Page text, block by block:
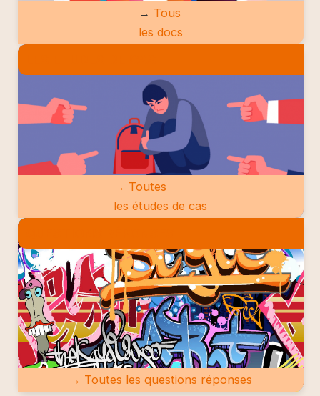
→ Tous
les docs
→ Toutes
les études de cas
→ Toutes les questions réponses